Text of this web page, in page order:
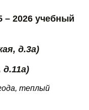
– 2026 учебный
д.3а)
, теплый